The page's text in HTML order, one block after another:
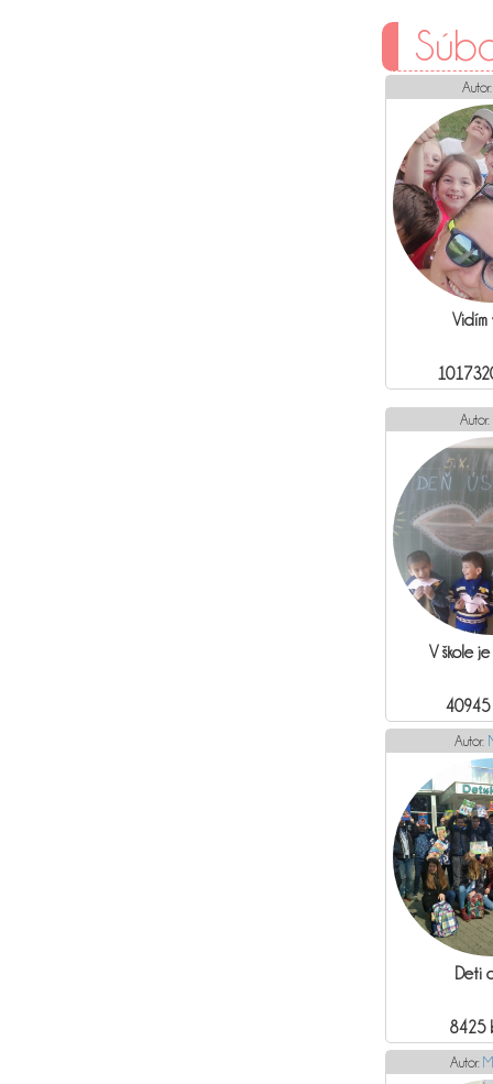
Vidím
Autor:
V škole
Autor:
Deti
8425
Autor: